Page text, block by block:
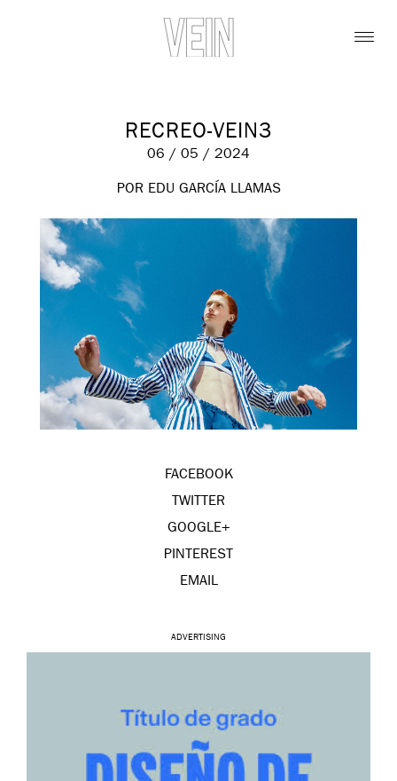
RECREO-VEIN3
06 / 05 / 2024
POR EDU GARCÍA LLAMAS
FACEBOOK
TWITTER
GOOGLE+
PINTEREST
EMAIL
ADVERTISING